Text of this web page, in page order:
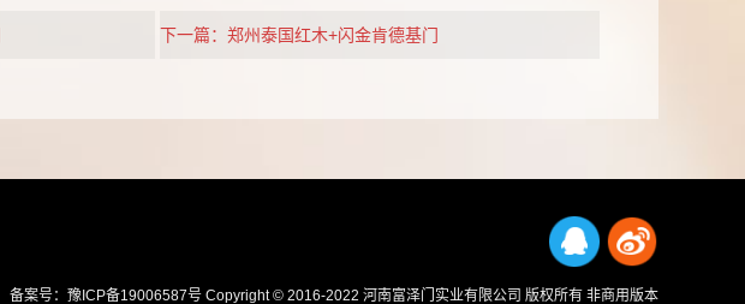
下一篇：郑州泰国红木+闪金肯德基门
备案号： 豫ICP备19006587号 Copyright © 2016-2022 河南富泽门实业有限公司 版权所有 非商用版本